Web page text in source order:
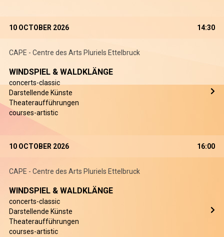
10 OCTOBER 2026 14:30
CAPE - Centre des Arts Pluriels Ettelbruck
WINDSPIEL & WALDKLÄNGE
concerts-classic
Darstellende Künste
Theateraufführungen
courses-artistic
10 OCTOBER 2026 16:00
CAPE - Centre des Arts Pluriels Ettelbruck
WINDSPIEL & WALDKLÄNGE
concerts-classic
Darstellende Künste
Theateraufführungen
courses-artistic